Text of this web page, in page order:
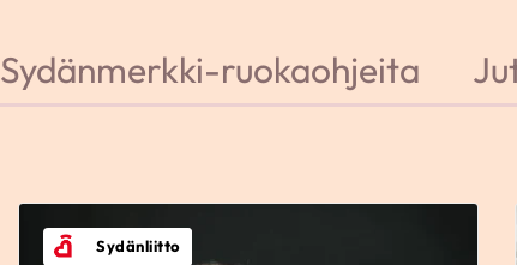
Sydänmerkki-ruokaohjeita
Sydänliitto